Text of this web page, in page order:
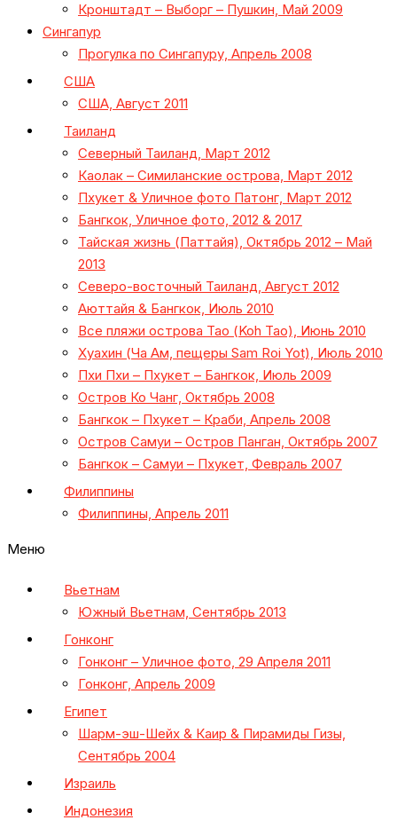
Кронштадт – Выборг – Пушкин, Май 2009
Сингапур
Прогулка по Сингапуру, Апрель 2008
США
США, Август 2011
Таиланд
Северный Таиланд, Март 2012
Каолак – Симиланские острова, Март 2012
Пхукет & Уличное фото Патонг, Март 2012
Бангкок, Уличное фото, 2012 & 2017
Тайская жизнь (Паттайя), Октябрь 2012 – Май
2013
Северо-восточный Таиланд, Август 2012
Аюттайя & Бангкок, Июль 2010
Все пляжи острова Тао (Koh Tao), Июнь 2010
Хуахин (Ча Ам, пещеры Sam Roi Yot), Июль 2010
Пхи Пхи – Пхукет – Бангкок, Июль 2009
Остров Ко Чанг, Октябрь 2008
Бангкок – Пхукет – Краби, Апрель 2008
Остров Самуи – Остров Панган, Октябрь 2007
Бангкок – Самуи – Пхукет, Февраль 2007
Филиппины
Филиппины, Апрель 2011
Меню
Вьетнам
Южный Вьетнам, Сентябрь 2013
Гонконг
Гонконг – Уличное фото, 29 Апреля 2011
Гонконг, Апрель 2009
Египет
Шарм-эш-Шейх & Каир & Пирамиды Гизы,
Сентябрь 2004
Израиль
Индонезия